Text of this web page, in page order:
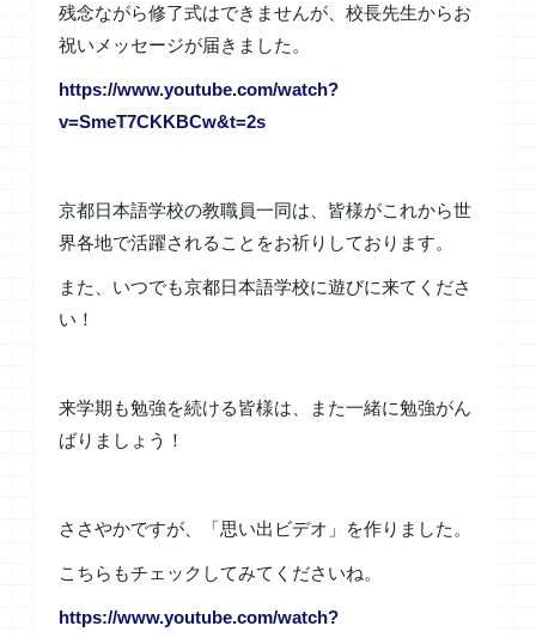
残念ながら修了式はできませんが、校長先生からお
祝いメッセージが届きました。
https://www.youtube.com/watch?
v=SmeT7CKKBCw&t=2s
京都日本語学校の教職員一同は、皆様がこれから世
界各地で活躍されることをお祈りしております。
また、いつでも京都日本語学校に遊びに来てくださ
い！
来学期も勉強を続ける皆様は、また一緒に勉強がん
ばりましょう！
ささやかですが、「思い出ビデオ」を作りました。
こちらもチェックしてみてくださいね。
https://www.youtube.com/watch?